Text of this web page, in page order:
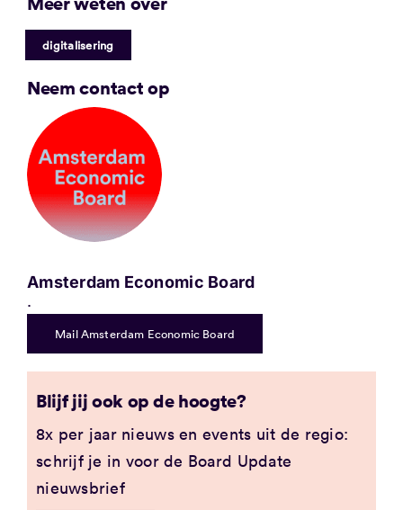
digitalisering
Neem contact op
Amsterdam Economic Board
.
Mail Amsterdam Economic Board
Blijf jij ook op de hoogte?
8x per jaar nieuws en events uit de regio:
schrijf je in voor de Board Update
nieuwsbrief